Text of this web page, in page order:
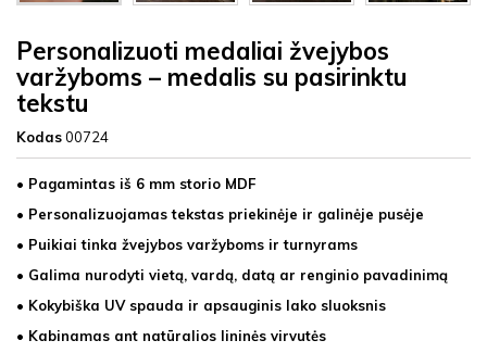
Personalizuoti medaliai žvejybos
varžyboms – medalis su pasirinktu
tekstu
Kodas00724
• Pagamintas iš 6 mm storio MDF
• Personalizuojamas tekstas priekinėje ir galinėje pusėje
• Puikiai tinka žvejybos varžyboms ir turnyrams
• Galima nurodyti vietą, vardą, datą ar renginio pavadinimą
• Kokybiška UV spauda ir apsauginis lako sluoksnis
• Kabinamas ant natūralios lininės virvutės